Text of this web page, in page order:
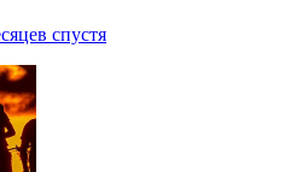
спустя